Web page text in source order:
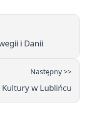
i Danii
Następny >>
w Lublińcu